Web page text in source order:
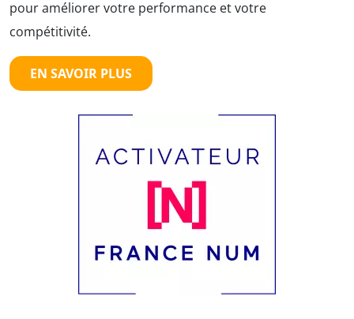
pour améliorer votre performance et votre
compétitivité.
EN SAVOIR PLUS